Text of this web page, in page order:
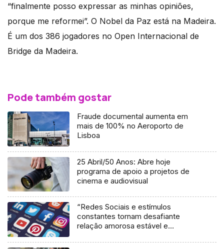
“finalmente posso expressar as minhas opiniões,
porque me reformei”. O Nobel da Paz está na Madeira.
É um dos 386 jogadores no Open Internacional de
Bridge da Madeira.
Pode também gostar
Fraude documental aumenta em
mais de 100% no Aeroporto de
Lisboa
25 Abril/50 Anos: Abre hoje
programa de apoio a projetos de
cinema e audiovisual
“Redes Sociais e estímulos
constantes tornam desafiante
relação amorosa estável e